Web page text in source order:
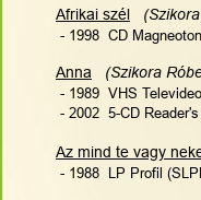
Afrikai szél
- 1998  CD
Anna
(Szikora
- 1989  VHS
- 2002  5-CD
Az mind te vagy
- 1988  LP Profil